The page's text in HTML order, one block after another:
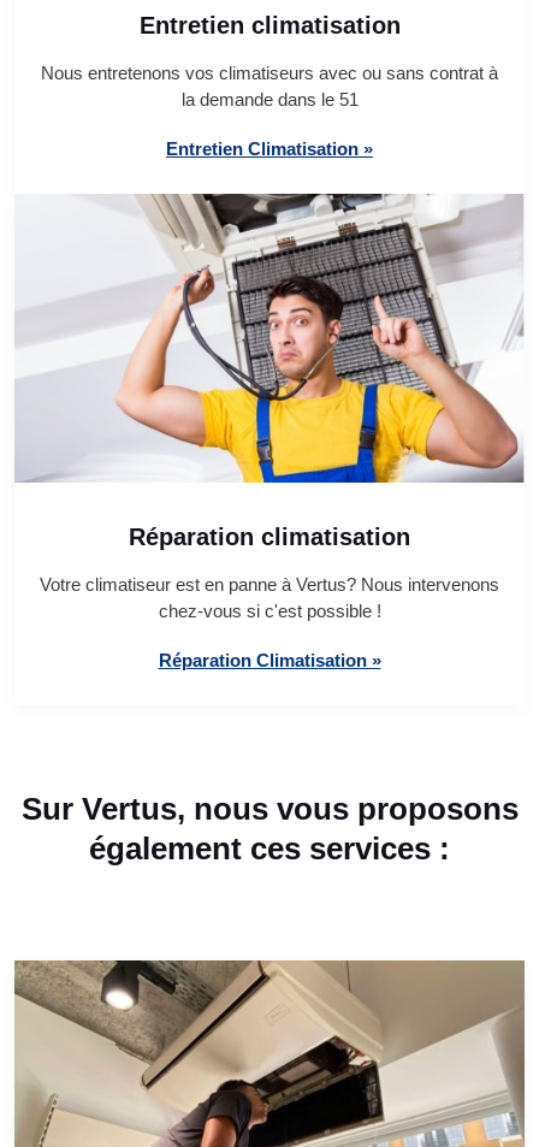
Entretien climatisation
Nous entretenons vos climatiseurs avec ou sans contrat à
la demande dans le 51
Entretien Climatisation »
Réparation climatisation
Votre climatiseur est en panne à Vertus? Nous intervenons
chez-vous si c'est possible !
Réparation Climatisation »
Sur Vertus, nous vous proposons
également ces services :